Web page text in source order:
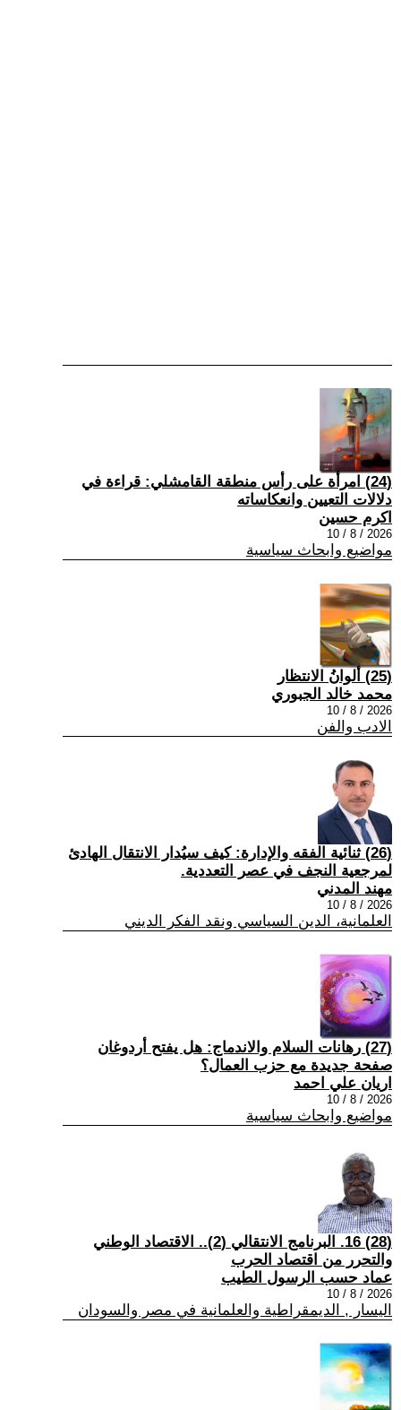
(24) امرأة على رأس منطقة القامشلي: قراءة في
دلالات التعيين وانعكاساته
اكرم حسين
2026 / 8 / 10
مواضيع وابحاث سياسية
(25) ألوانُ الانتظار
محمد خالد الجبوري
2026 / 8 / 10
الادب والفن
(26) ثنائية الفقه والإدارة: كيف سيُدار الانتقال الهادئ
لمرجعية النجف في عصر التعددية.
مهند المدني
2026 / 8 / 10
العلمانية، الدين السياسي ونقد الفكر الديني
(27) رهانات السلام والاندماج: هل يفتح أردوغان
صفحة جديدة مع حزب العمال؟
اريان علي احمد
2026 / 8 / 10
مواضيع وابحاث سياسية
(28) 16. البرنامج الانتقالي (2).. الاقتصاد الوطني
والتحرر من اقتصاد الحرب
عماد حسب الرسول الطيب
2026 / 8 / 10
اليسار , الديمقراطية والعلمانية في مصر والسودان